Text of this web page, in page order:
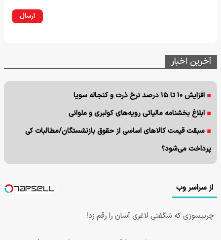
ارسال
آخرین اخبار
افزایش ۱۰ تا ۱۵ درصد نرخ ذرت و کنجاله سویا
ابلاغ بخشنامه مالیاتی رویه‌های کولبری و ملوانی
سبقت قیمت کالاهای اساسی از حقوق بازنشستگان/مطالبات کی
پرداخت می‌شود؟
از سراسر وب
چربیسوزی که شگفتی لاغری آسان را رقم زد!